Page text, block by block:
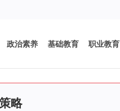
政治素养 基础教育 职业教育
略